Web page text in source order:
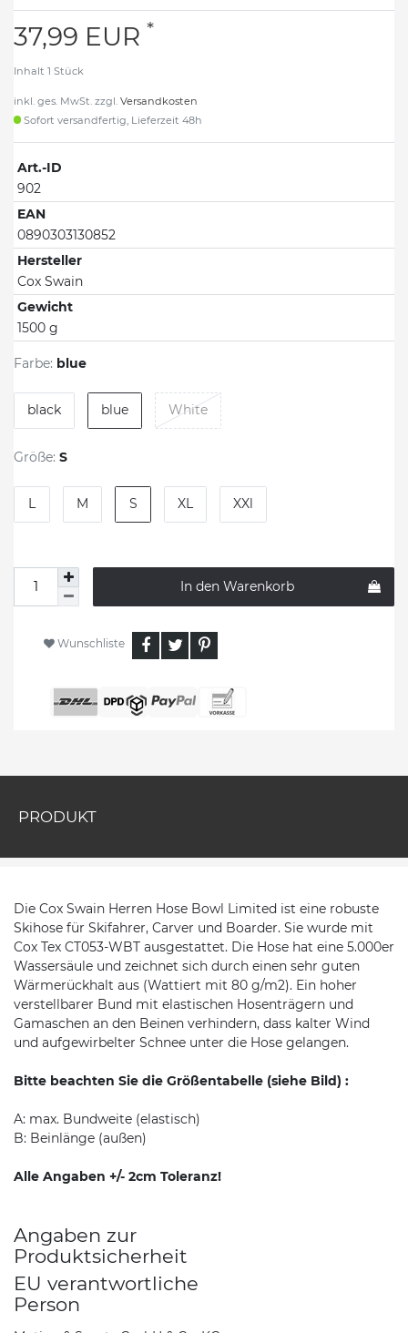
37,99 EUR *
Inhalt 1 Stück
inkl. ges. MwSt. zzgl. Versandkosten
Sofort versandfertig, Lieferzeit 48h
Art.-ID
902
EAN
0890303130852
Hersteller
Cox Swain
Gewicht
1500 g
Farbe: blue
black blue White
Größe: S
L M S XL XXl
In den Warenkorb
Wunschliste
PRODUKT
Die Cox Swain Herren Hose Bowl Limited ist eine robuste
Skihose für Skifahrer, Carver und Boarder. Sie wurde mit
Cox Tex CT053-WBT ausgestattet. Die Hose hat eine 5.000er
Wassersäule und zeichnet sich durch einen sehr guten
Wärmerückhalt aus (Wattiert mit 80 g/m2). Ein hoher
verstellbarer Bund mit elastischen Hosenträgern und
Gamaschen an den Beinen verhindern, dass kalter Wind
und aufgewirbelter Schnee unter die Hose gelangen.
Bitte beachten Sie die Größentabelle (siehe Bild) :
A: max. Bundweite (elastisch)
B: Beinlänge (außen)
Alle Angaben +/- 2cm Toleranz!
Angaben zur
Produktsicherheit
EU verantwortliche
Person